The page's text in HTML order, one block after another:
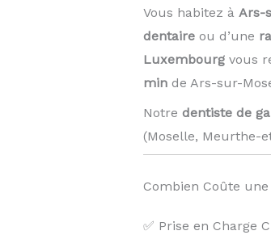
Vous habitez à Ars-
dentaireou d’une
Luxembourgvous
minde Ars-sur-
Notre dentiste de
(Moselle, Meurthe-
Combien Coûte
✅ Prise en Charge